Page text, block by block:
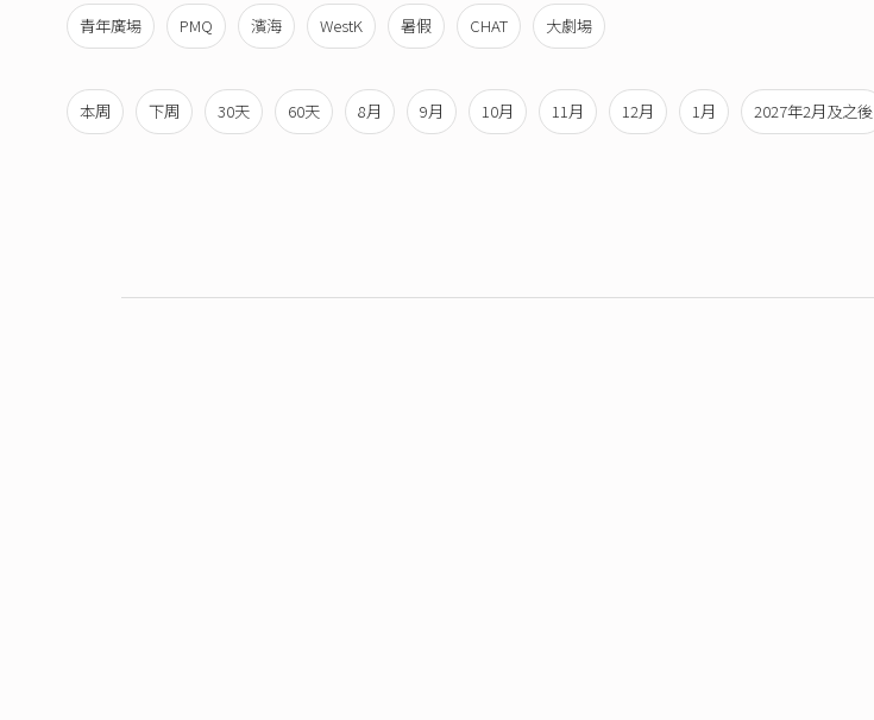
青年廣場 PMQ 濱海 WestK 暑假 CHAT 大劇場
本周 下周 30天 60天 8月 9月 10月 11月 12月 1月 2027年2月及之後